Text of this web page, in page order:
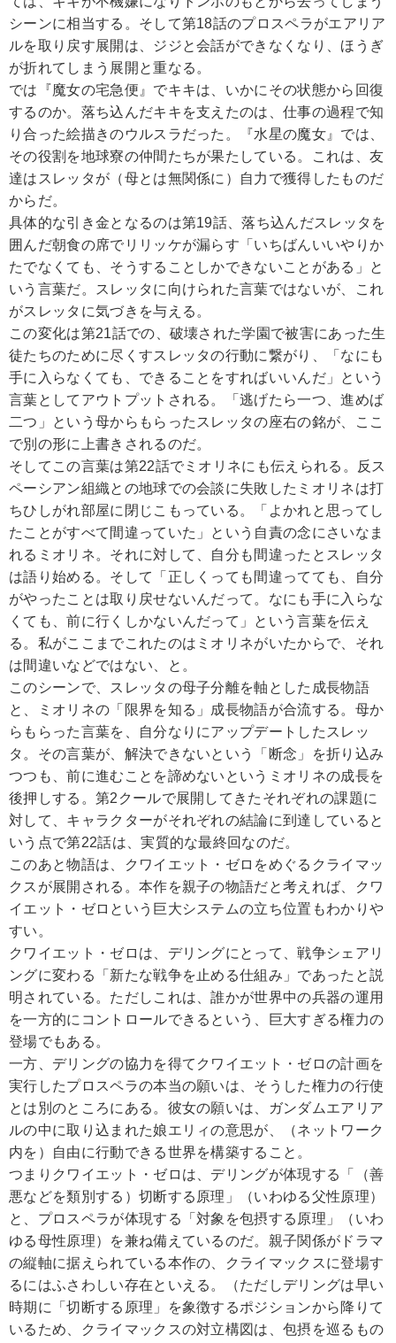
シーンに相当する。そして第18話のプロスペラがエアリア
ルを取り戻す展開は、ジジと会話ができなくなり、ほうぎ
が折れてしまう展開と重なる。
では『魔女の宅急便』でキキは、いかにその状態から回復
するのか。落ち込んだキキを支えたのは、仕事の過程で知
り合った絵描きのウルスラだった。『水星の魔女』では、
その役割を地球寮の仲間たちが果たしている。これは、友
達はスレッタが（母とは無関係に）自力で獲得したものだ
からだ。
具体的な引き金となるのは第19話、落ち込んだスレッタを
囲んだ朝食の席でリリッケが漏らす「いちばんいいやりか
たでなくても、そうすることしかできないことがある」と
いう言葉だ。スレッタに向けられた言葉ではないが、これ
がスレッタに気づきを与える。
この変化は第21話での、破壊された学園で被害にあった生
徒たちのために尽くすスレッタの行動に繋がり、「なにも
手に入らなくても、できることをすればいいんだ」という
言葉としてアウトプットされる。「逃げたら一つ、進めば
二つ」という母からもらったスレッタの座右の銘が、ここ
で別の形に上書きされるのだ。
そしてこの言葉は第22話でミオリネにも伝えられる。反ス
ペーシアン組織との地球での会談に失敗したミオリネは打
ちひしがれ部屋に閉じこもっている。「よかれと思ってし
たことがすべて間違っていた」という自責の念にさいなま
れるミオリネ。それに対して、自分も間違ったとスレッタ
は語り始める。そして「正しくっても間違ってても、自分
がやったことは取り戻せないんだって。なにも手に入らな
くても、前に行くしかないんだって」という言葉を伝え
る。私がここまでこれたのはミオリネがいたからで、それ
は間違いなどではない、と。
このシーンで、スレッタの母子分離を軸とした成長物語
と、ミオリネの「限界を知る」成長物語が合流する。母か
らもらった言葉を、自分なりにアップデートしたスレッ
タ。その言葉が、解決できないという「断念」を折り込み
つつも、前に進むことを諦めないというミオリネの成長を
後押しする。第2クールで展開してきたそれぞれの課題に
対して、キャラクターがそれぞれの結論に到達していると
いう点で第22話は、実質的な最終回なのだ。
このあと物語は、クワイエット・ゼロをめぐるクライマッ
クスが展開される。本作を親子の物語だと考えれば、クワ
イエット・ゼロという巨大システムの立ち位置もわかりや
すい。
クワイエット・ゼロは、デリングにとって、戦争シェアリ
ングに変わる「新たな戦争を止める仕組み」であったと説
明されている。ただしこれは、誰かが世界中の兵器の運用
を一方的にコントロールできるという、巨大すぎる権力の
登場でもある。
一方、デリングの協力を得てクワイエット・ゼロの計画を
実行したプロスペラの本当の願いは、そうした権力の行使
とは別のところにある。彼女の願いは、ガンダムエアリア
ルの中に取り込まれた娘エリィの意思が、（ネットワーク
内を）自由に行動できる世界を構築すること。
つまりクワイエット・ゼロは、デリングが体現する「（善
悪などを類別する）切断する原理」（いわゆる父性原理）
と、プロスペラが体現する「対象を包摂する原理」（いわ
ゆる母性原理）を兼ね備えているのだ。親子関係がドラマ
の縦軸に据えられている本作の、クライマックスに登場す
るにはふさわしい存在といえる。（ただしデリングは早い
時期に「切断する原理」を象徴するポジションから降りて
いるため、クライマックスの対立構図は、包摂を巡るもの